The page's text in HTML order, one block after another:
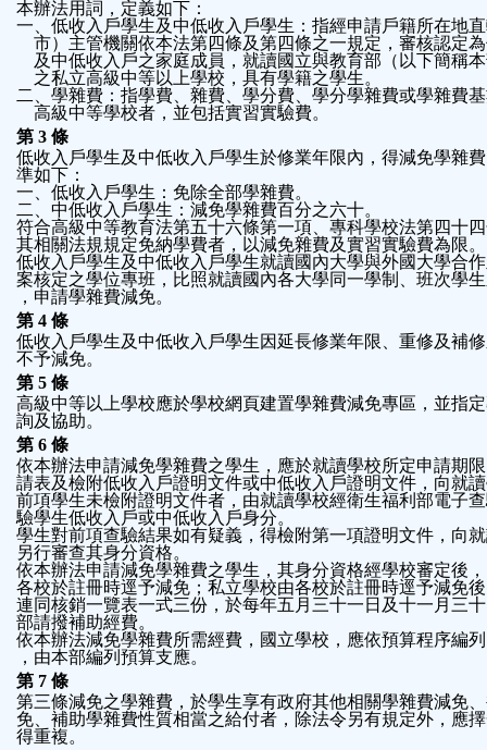
鈕
區
本辦法用詞，定義如下：
一、低收入戶學生及中低收入戶學生：指經申請戶籍所在地
市）主管機關依本法第四條及第四條之一規定，審核認定
及中低收入戶之家庭成員，就讀國立與教育部（以下簡稱
之私立高級中等以上學校，具有學籍之學生。
二、學雜費：指學費、雜費、學分費、學分學雜費或學雜費
高級中等學校者，並包括實習實驗費。
第 3 條
低收入戶學生及中低收入戶學生於修業年限內，得減免學雜
準如下：
一、低收入戶學生：免除全部學雜費。
二、中低收入戶學生：減免學雜費百分之六十。
符合高級中等教育法第五十六條第一項、專科學校法第四十
其相關法規規定免納學費者，以減免雜費及實習實驗費為限。
低收入戶學生及中低收入戶學生就讀國內大學與外國大學合
案核定之學位專班，比照就讀國內各大學同一學制、班次學
，申請學雜費減免。
第 4 條
低收入戶學生及中低收入戶學生因延長修業年限、重修及補
不予減免。
第 5 條
高級中等以上學校應於學校網頁建置學雜費減免專區，並指
詢及協助。
第 6 條
依本辦法申請減免學雜費之學生，應於就讀學校所定申請期
請表及檢附低收入戶證明文件或中低收入戶證明文件，向就
前項學生未檢附證明文件者，由就讀學校經衛生福利部電子
驗學生低收入戶或中低收入戶身分。
學生對前項查驗結果如有疑義，得檢附第一項證明文件，向
另行審查其身分資格。
依本辦法申請減免學雜費之學生，其身分資格經學校審定後
各校於註冊時逕予減免；私立學校由各校於註冊時逕予減免
連同核銷一覽表一式三份，於每年五月三十一日及十一月三
部請撥補助經費。
依本辦法減免學雜費所需經費，國立學校，應依預算程序編
，由本部編列預算支應。
第 7 條
第三條減免之學雜費，於學生享有政府其他相關學雜費減免
免、補助學雜費性質相當之給付者，除法令另有規定外，應
得重複。